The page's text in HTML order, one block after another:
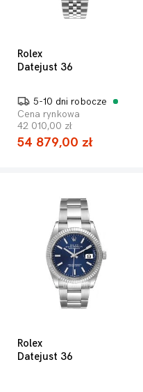
Rolex
Datejust 36
5-10 dni robocze
Cena rynkowa
42 010,00 zł
54 879,00 zł
Rolex
Datejust 36